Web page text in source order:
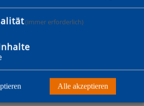
anmelden
(immer erforderlich)
Alle akzeptieren